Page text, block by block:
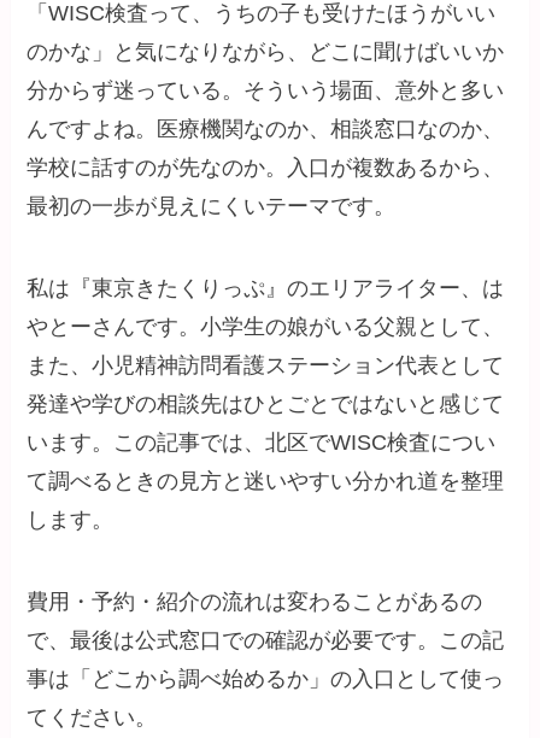
「WISC検査って、うちの子も受けたほうがいい
のかな」と気になりながら、どこに聞けばいいか
分からず迷っている。そういう場面、意外と多い
んですよね。医療機関なのか、相談窓口なのか、
学校に話すのが先なのか。入口が複数あるから、
最初の一歩が見えにくいテーマです。
私は『東京きたくりっぷ』のエリアライター、は
やとーさんです。小学生の娘がいる父親として、
また、小児精神訪問看護ステーション代表として
発達や学びの相談先はひとごとではないと感じて
います。この記事では、北区でWISC検査につい
て調べるときの見方と迷いやすい分かれ道を整理
します。
費用・予約・紹介の流れは変わることがあるの
で、最後は公式窓口での確認が必要です。この記
事は「どこから調べ始めるか」の入口として使っ
てください。